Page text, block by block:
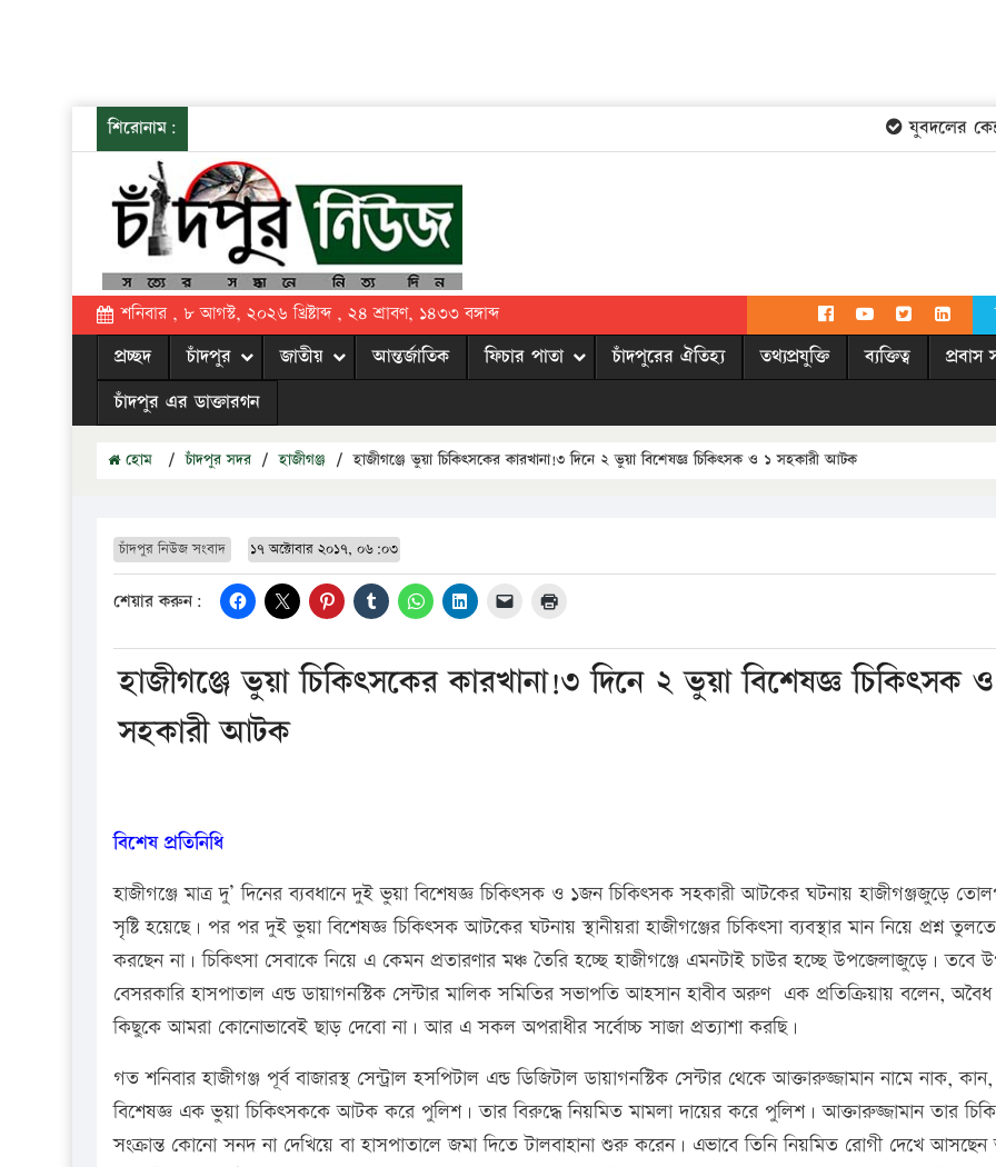
শিরোনাম: যুবদলের
শনিবার , ৮ আগস্ট, ২০২৬ খ্রিষ্টাব্দ , ২৪ শ্রাবণ, ১৪৩৩ বঙ্গাব্দ
প্রচ্ছদ চাঁদপুর জাতীয় আন্তর্জাতিক ফিচার পাতা চাঁদপুরের ঐতিহ্য তথ্যপ্রযুক্তি ব্যক্তিত্ব প্রবাস
চাঁদপুর এর ডাক্তারগন
হোম / চাঁদপুর সদর / হাজীগঞ্জ / হাজীগঞ্জে ভুয়া চিকিৎসকের কারখানা!৩ দিনে ২ ভুয়া বিশেষজ্ঞ চিকিৎসক ও ১ সহকারী আটক
চাঁদপুর নিউজ সংবাদ ১৭ অক্টোবার ২০১৭, ০৬:০৩
শেয়ার করুন:
হাজীগঞ্জে ভুয়া চিকিৎসকের কারখানা!৩ দিনে ২ ভুয়া বিশেষজ্ঞ চিকিৎসক
সহকারী আটক
বিশেষ প্রতিনিধি
হাজীগঞ্জে মাত্র দু’ দিনের ব্যবধানে দুই ভুয়া বিশেষজ্ঞ চিকিৎসক ও ১জন চিকিৎসক সহকারী আটকের ঘটনায় হাজীগঞ্জজুড়ে
সৃষ্টি হয়েছে। পর পর দুই ভুয়া বিশেষজ্ঞ চিকিৎসক আটকের ঘটনায় স্থানীয়রা হাজীগঞ্জের চিকিৎসা ব্যবস্থার মান নিয়ে প্রশ্ন তুলতে
করছেন না। চিকিৎসা সেবাকে নিয়ে এ কেমন প্রতারণার মঞ্চ তৈরি হচ্ছে হাজীগঞ্জে এমনটাই চাউর হচ্ছে উপজেলাজুড়ে। তবে
বেসরকারি হাসপাতাল এন্ড ডায়াগনস্টিক সেন্টার মালিক সমিতির সভাপতি আহসান হাবীব অরুণ এক প্রতিক্রিয়ায় বলেন,
কিছুকে আমরা কোনোভাবেই ছাড় দেবো না। আর এ সকল অপরাধীর সর্বোচ্চ সাজা প্রত্যাশা করছি।
গত শনিবার হাজীগঞ্জ পূর্ব বাজারস্থ সেন্ট্রাল হসপিটাল এন্ড ডিজিটাল ডায়াগনস্টিক সেন্টার থেকে আক্তারুজ্জামান নামে নাক,
বিশেষজ্ঞ এক ভুয়া চিকিৎসককে আটক করে পুলিশ। তার বিরুদ্ধে নিয়মিত মামলা দায়ের করে পুলিশ। আক্তারুজ্জামান তার
সংক্রান্ত কোনো সনদ না দেখিয়ে বা হাসপাতালে জমা দিতে টালবাহানা শুরু করেন। এভাবে তিনি নিয়মিত রোগী দেখে